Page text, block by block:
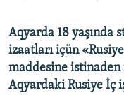
RFE/RS bütün
Aqyarda 18 yaşında
izaatları içün
maddesine
Aqyardaki Rusiye İç